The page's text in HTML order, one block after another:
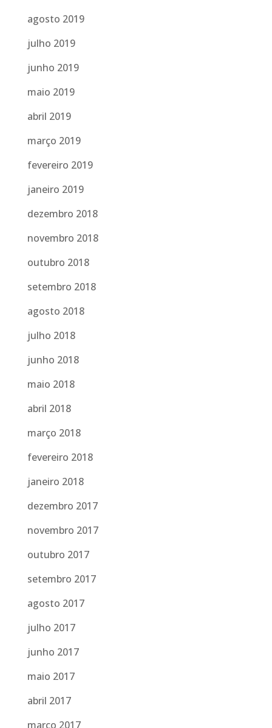
agosto 2019
julho 2019
junho 2019
maio 2019
abril 2019
março 2019
fevereiro 2019
janeiro 2019
dezembro 2018
novembro 2018
outubro 2018
setembro 2018
agosto 2018
julho 2018
junho 2018
maio 2018
abril 2018
março 2018
fevereiro 2018
janeiro 2018
dezembro 2017
novembro 2017
outubro 2017
setembro 2017
agosto 2017
julho 2017
junho 2017
maio 2017
abril 2017
março 2017